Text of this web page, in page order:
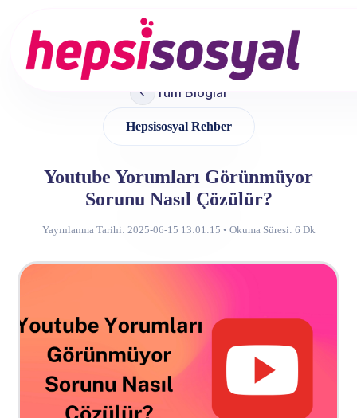
Services
Contact
Sign up
Tüm Bloglar
Hepsisosyal Rehber
Youtube Yorumları Görünmüyor
Sorunu Nasıl Çözülür?
Yayınlanma Tarihi: 2025-06-15 13:01:15 • Okuma Süresi: 6 Dk